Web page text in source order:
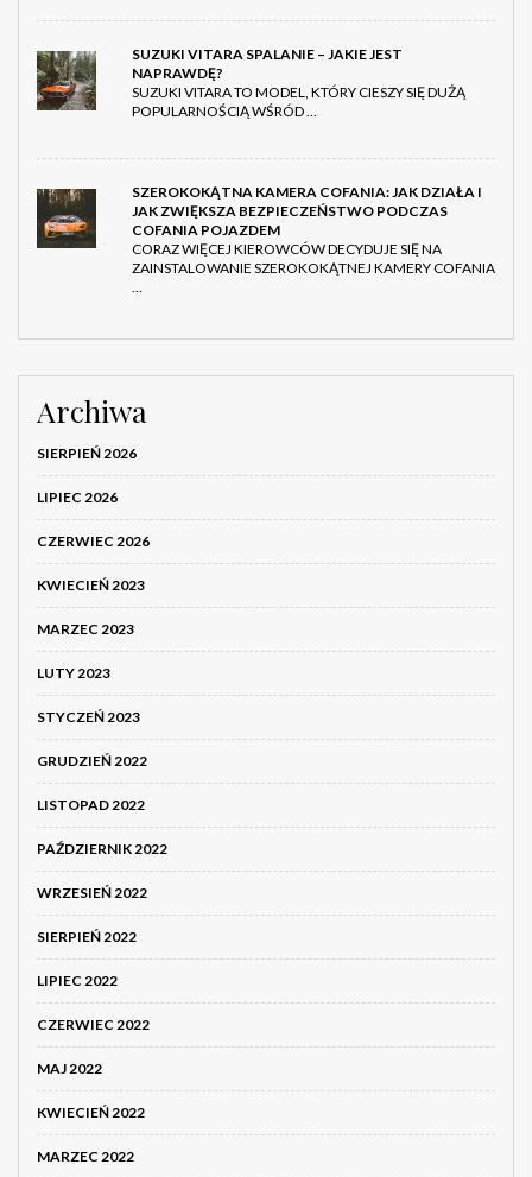
SUZUKI VITARA SPALANIE – JAKIE JEST
NAPRAWDĘ?
SUZUKI VITARA TO MODEL, KTÓRY CIESZY SIĘ DUŻĄ
POPULARNOŚCIĄ WŚRÓD …
SZEROKOKĄTNA KAMERA COFANIA: JAK DZIAŁA I
JAK ZWIĘKSZA BEZPIECZEŃSTWO PODCZAS
COFANIA POJAZDEM
CORAZ WIĘCEJ KIEROWCÓW DECYDUJE SIĘ NA
ZAINSTALOWANIE SZEROKOKĄTNEJ KAMERY COFANIA
…
Archiwa
SIERPIEŃ 2026
LIPIEC 2026
CZERWIEC 2026
KWIECIEŃ 2023
MARZEC 2023
LUTY 2023
STYCZEŃ 2023
GRUDZIEŃ 2022
LISTOPAD 2022
PAŹDZIERNIK 2022
WRZESIEŃ 2022
SIERPIEŃ 2022
LIPIEC 2022
CZERWIEC 2022
MAJ 2022
KWIECIEŃ 2022
MARZEC 2022